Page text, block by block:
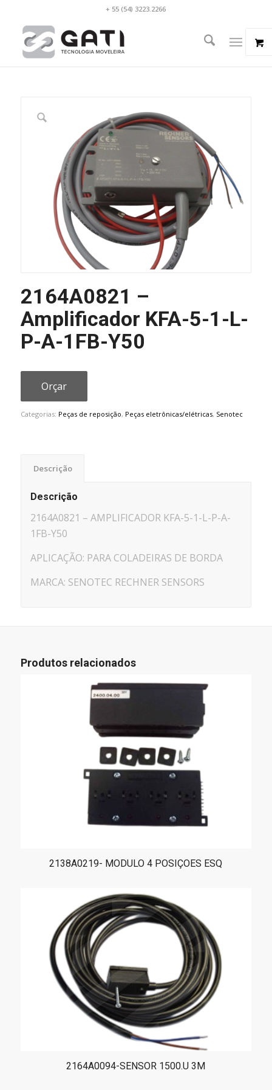
+ 55 (54) 3223.2266
2164A0821 –
Amplificador KFA-5-1-L-
P-A-1FB-Y50
Orçar
Categorias: Peças de reposição, Peças eletrônicas/elétricas, Senotec
Descrição
Descrição
2164A0821 – AMPLIFICADOR KFA-5-1-L-P-A-
1FB-Y50
APLICAÇÃO: PARA COLADEIRAS DE BORDA
MARCA: SENOTEC RECHNER SENSORS
Produtos relacionados
2138A0219- MODULO 4 POSIÇOES ESQ
2164A0094-SENSOR 1500.U 3M